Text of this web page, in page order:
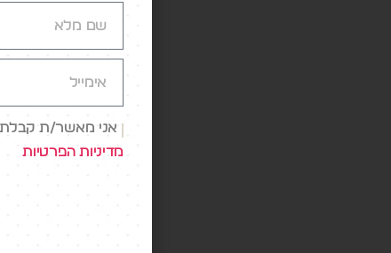
אני מאשר/ת קבלת
מדיניות הפרטיות